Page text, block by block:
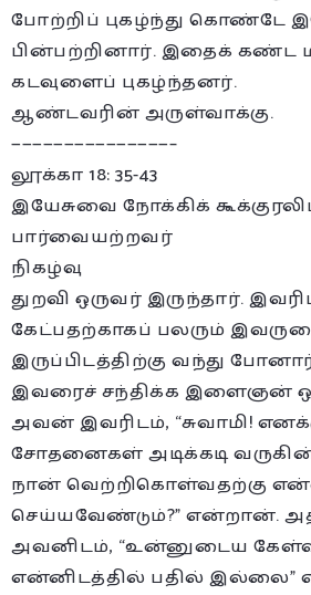
போற்றிப் புகழ்ந்து கொண்டே
பின்பற்றினார். இதைக் கண்ட
கடவுளைப் புகழ்ந்தனர்.
ஆண்டவரின் அருள்வாக்கு.
———————————————–
லூக்கா 18: 35-43
இயேசுவை நோக்கிக்
பார்வையற்றவர்
நிகழ்வு
துறவி ஒருவர் இருந்தார்.
கேட்பதற்காகப் பலரும்
இருப்பிடத்திற்கு வந்து
இவரைச் சந்திக்க இளைஞன்
அவன் இவரிடம், “சுவாமி!
சோதனைகள் அடிக்கடி
நான் வெற்றிகொள்வதற்கு
செய்யவேண்டும்?” என்றான்.
அவனிடம், “உன்னுடைய
என்னிடத்தில் பதில் இல்லை”